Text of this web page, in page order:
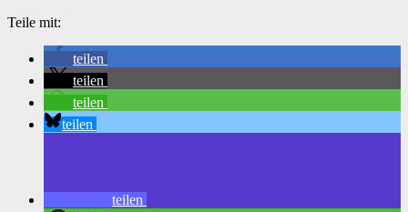
Teile mit:
teilen
teilen
teilen
teilen
teilen